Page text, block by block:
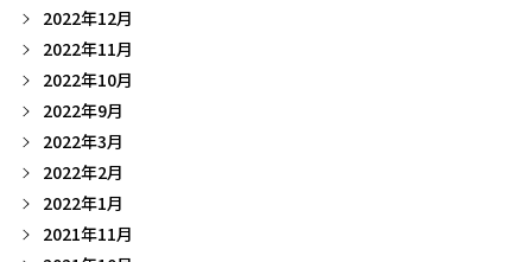
2022年12月
2022年11月
2022年10月
2022年9月
2022年3月
2022年2月
2022年1月
2021年11月